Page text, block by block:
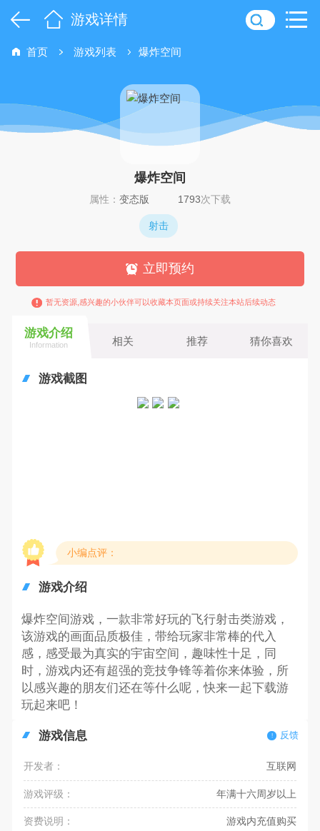
游戏详情
首页 游戏列表 爆炸空间
爆炸空间
属性： 变态版 1793次下载
射击
立即预约
暂无资源,感兴趣的小伙伴可以收藏本页面或持续关注本站后续动态
游戏介绍
Information 相关 推荐 猜你喜欢
游戏截图
小编点评：
游戏介绍
爆炸空间游戏，一款非常好玩的飞行射击类游戏，
该游戏的画面品质极佳，带给玩家非常棒的代入
感，感受最为真实的宇宙空间，趣味性十足，同
时，游戏内还有超强的竞技争锋等着你来体验，所
以感兴趣的朋友们还在等什么呢，快来一起下载游
玩起来吧！
游戏信息 反馈
开发者： 互联网
游戏评级： 年满十六周岁以上
资费说明： 游戏内充值购买